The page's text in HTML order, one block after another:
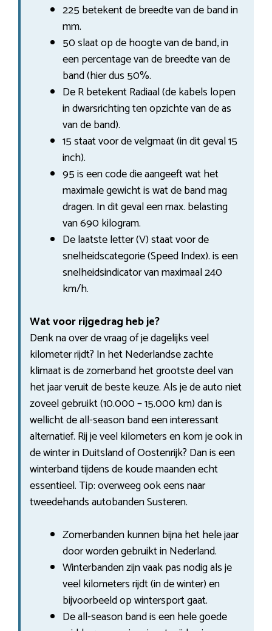
225 betekent de breedte van de band in
mm.
50 slaat op de hoogte van de band, in
een percentage van de breedte van de
band (hier dus 50%.
De R betekent Radiaal (de kabels lopen
in dwarsrichting ten opzichte van de as
van de band).
15 staat voor de velgmaat (in dit geval 15
inch).
95 is een code die aangeeft wat het
maximale gewicht is wat de band mag
dragen. In dit geval een max. belasting
van 690 kilogram.
De laatste letter (V) staat voor de
snelheidscategorie (Speed Index). is een
snelheidsindicator van maximaal 240
km/h.
Wat voor rijgedrag heb je?
Denk na over de vraag of je dagelijks veel
kilometer rijdt? In het Nederlandse zachte
klimaat is de zomerband het grootste deel van
het jaar veruit de beste keuze. Als je de auto niet
zoveel gebruikt (10.000 – 15.000 km) dan is
wellicht de all-season band een interessant
alternatief. Rij je veel kilometers en kom je ook in
de winter in Duitsland of Oostenrijk? Dan is een
winterband tijdens de koude maanden echt
essentieel. Tip: overweeg ook eens naar
tweedehands autobanden Susteren.
Zomerbanden kunnen bijna het hele jaar
door worden gebruikt in Nederland.
Winterbanden zijn vaak pas nodig als je
veel kilometers rijdt (in de winter) en
bijvoorbeeld op wintersport gaat.
De all-season band is een hele goede